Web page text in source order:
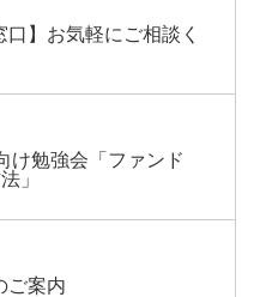
口】お気軽にご相談く
け勉強会「ファンド
」
ご案内